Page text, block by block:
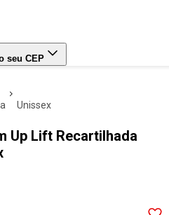
seu CEP
unissex
Up Lift Recartilhada